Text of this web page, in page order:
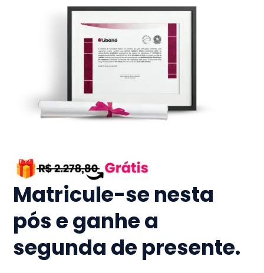
Matricule-se nesta
pós e ganhe a
segunda de presente.